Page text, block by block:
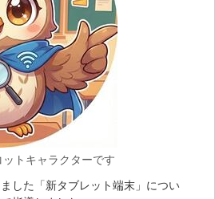
トキャラクターです
した「新タブレット端末」につい